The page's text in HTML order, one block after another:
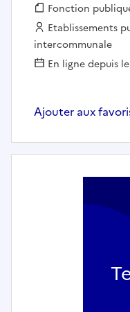
Fonction
Fonction
Employeur :
Etablissements
intercommunale
En ligne depuis
Ajouter aux